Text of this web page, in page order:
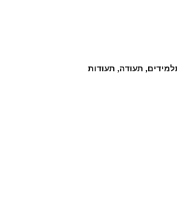
, תעודה, תעודות